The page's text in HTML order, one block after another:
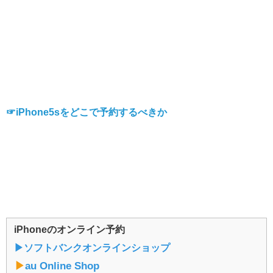
☞iPhone5sをどこで予約するべきか
iPhoneのオンライン予約
▶︎ソフトバンクオンラインショップ
▶︎au Online Shop